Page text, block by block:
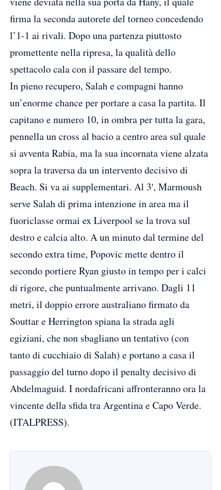
firma la seconda autorete del torneo concedendo
l’1-1 ai rivali. Dopo una partenza piuttosto
promettente nella ripresa, la qualità dello
spettacolo cala con il passare del tempo.
In pieno recupero, Salah e compagni hanno
un’enorme chance per portare a casa la partita. Il
capitano e numero 10, in ombra per tutta la gara,
pennella un cross al bacio a centro area sul quale
si avventa Rabia, ma la sua incornata viene alzata
sopra la traversa da un intervento decisivo di
Beach. Si va ai supplementari. Al 3′, Marmoush
serve Salah di prima intenzione in area ma il
fuoriclasse ormai ex Liverpool se la trova sul
destro e calcia alto. A un minuto dal termine del
secondo extra time, Popovic mette dentro il
secondo portiere Ryan giusto in tempo per i calci
di rigore, che puntualmente arrivano. Dagli 11
metri, il doppio errore australiano firmato da
Souttar e Herrington spiana la strada agli
egiziani, che non sbagliano un tentativo (con
tanto di cucchiaio di Salah) e portano a casa il
passaggio del turno dopo il penalty decisivo di
Abdelmaguid. I nordafricani affronteranno ora la
vincente della sfida tra Argentina e Capo Verde.
(ITALPRESS).